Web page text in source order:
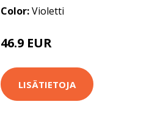
Color:Violetti
46.9 EUR
LISÄTIETOJA